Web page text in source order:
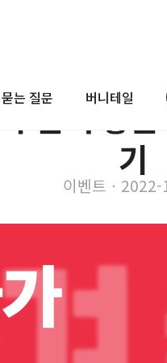
는 질문 버니테일
숨겨 놓
기
이벤트 ㆍ 2022-